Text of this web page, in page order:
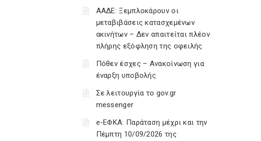
ΑΑΔΕ: Ξεμπλοκάρουν οι
μεταβιβάσεις κατασχεμένων
ακινήτων – Δεν απαιτείται πλέον
πλήρης εξόφληση της οφειλής
Πόθεν έσχες – Ανακοίνωση για
έναρξη υποβολής
Σε λειτουργία το gov.gr
messenger
e-ΕΦΚΑ: Παράταση μέχρι και την
Πέμπτη 10/09/2026 της